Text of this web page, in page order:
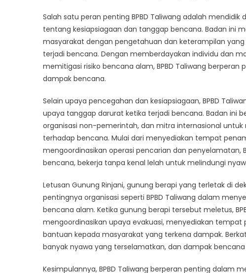
Salah satu peran penting BPBD Taliwang adalah
tentang kesiapsiagaan dan tanggap bencana. Badan ini
masyarakat dengan pengetahuan dan keterampilan
terjadi bencana. Dengan memberdayakan individu dan
memitigasi risiko bencana alam, BPBD Taliwang
dampak bencana.
Selain upaya pencegahan dan kesiapsiagaan, BPBD
upaya tanggap darurat ketika terjadi bencana. Badan ini
organisasi non-pemerintah, dan mitra internasional
terhadap bencana. Mulai dari menyediakan tempat
mengoordinasikan operasi pencarian dan penyelamatan,
bencana, bekerja tanpa kenal lelah untuk melindungi
Letusan Gunung Rinjani, gunung berapi yang terletak di
pentingnya organisasi seperti BPBD Taliwang dalam
bencana alam. Ketika gunung berapi tersebut meletus,
mengoordinasikan upaya evakuasi, menyediakan
bantuan kepada masyarakat yang terkena dampak.
banyak nyawa yang terselamatkan, dan dampak
Kesimpulannya, BPBD Taliwang berperan penting dalam